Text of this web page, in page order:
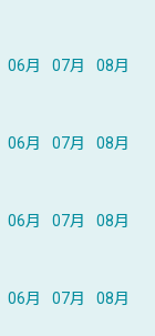
06月 07月
08月
06月 07月
08月
06月 07月
08月
06月 07月
08月